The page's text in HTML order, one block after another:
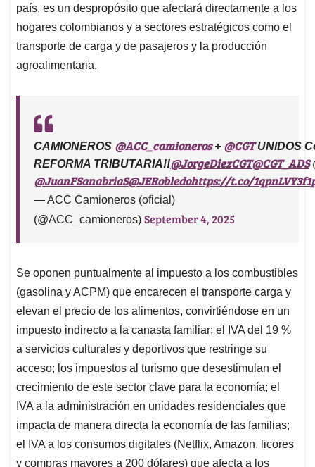
país, es un despropósito que afectará directamente a los
hogares colombianos y a sectores estratégicos como el
transporte de carga y de pasajeros y la producción
agroalimentaria.
CAMIONEROS @ACC_camioneros+ @CGTUNIDOS
REFORMA TRIBUTARIA!!@JorgeDiezCGT@CGT_ADS
@JuanFSanabriaS@JERobledohttps://t.co/1qpnLVY3f1
— ACC Camioneros (oficial)
(@ACC_camioneros) September 4, 2025
Se oponen puntualmente al impuesto a los combustibles
(gasolina y ACPM) que encarecen el transporte carga y
elevan el precio de los alimentos, convirtiéndose en un
impuesto indirecto a la canasta familiar; el IVA del 19 %
a servicios culturales y deportivos que restringe su
acceso; los impuestos al turismo que desestimulan el
crecimiento de este sector clave para la economía; el
IVA a la administración en unidades residenciales que
impacta de manera directa la economía de las familias;
el IVA a los consumos digitales (Netflix, Amazon, licores
y compras mayores a 200 dólares) que afecta a los